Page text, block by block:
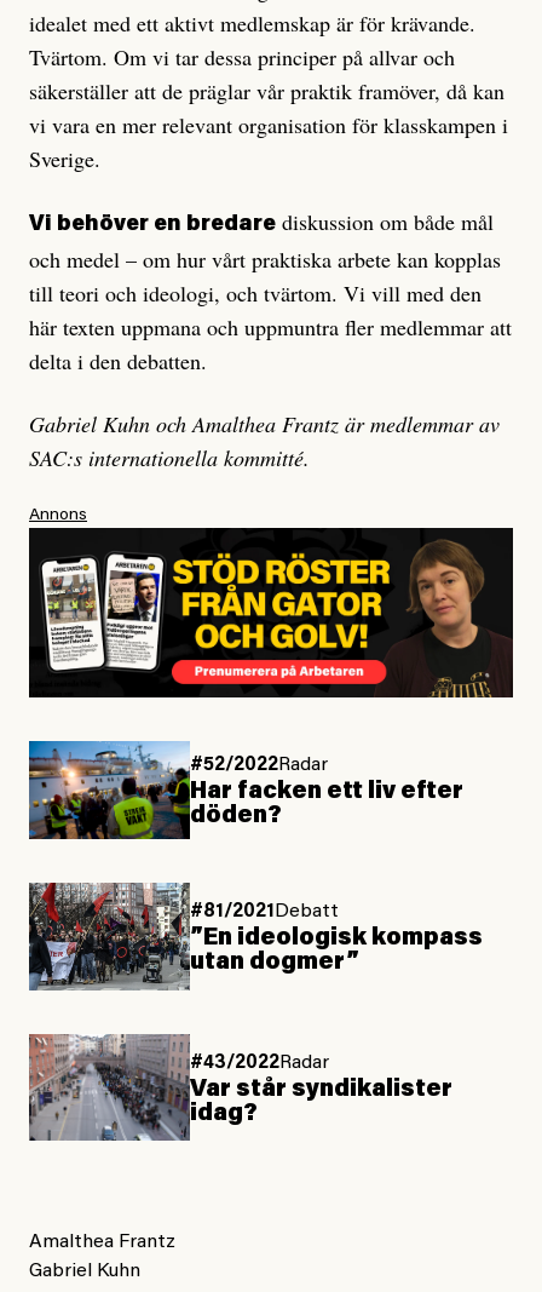
idealet med ett aktivt medlemskap är för krävande.
Tvärtom. Om vi tar dessa principer på allvar och
säkerställer att de präglar vår praktik framöver, då kan
vi vara en mer relevant organisation för klasskampen i
Sverige.
Vi behöver en bredare diskussion om både mål
och medel – om hur vårt praktiska arbete kan kopplas
till teori och ideologi, och tvärtom. Vi vill med den
här texten uppmana och uppmuntra fler medlemmar att
delta i den debatten.
Gabriel Kuhn och Amalthea Frantz är medlemmar av
SAC:s internationella kommitté.
Annons
#52/2022Radar
Har facken ett liv efter
döden?
#81/2021 Debatt
”En ideologisk kompass
utan dogmer”
#43/2022Radar
Var står syndikalister
idag?
Amalthea Frantz
Gabriel Kuhn